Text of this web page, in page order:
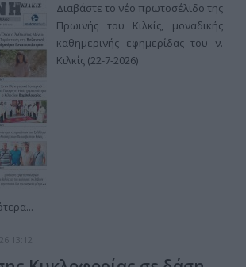
Διαβάστε το νέο πρωτοσέλιδο της
Πρωινής του Κιλκίς, μοναδικής
καθημερινής εφημερίδας του ν.
Κιλκίς (22-7-2026)
13:12